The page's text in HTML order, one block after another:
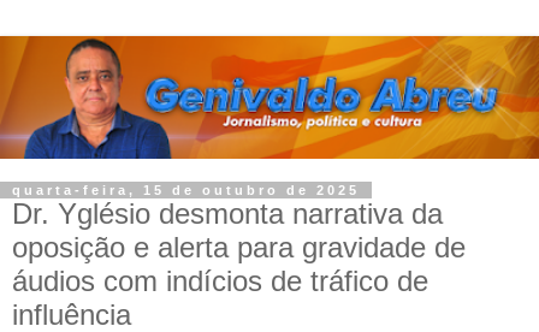
quarta-feira, 15 de outubro de 2025
Dr. Yglésio desmonta narrativa da
oposição e alerta para gravidade de
áudios com indícios de tráfico de
influência